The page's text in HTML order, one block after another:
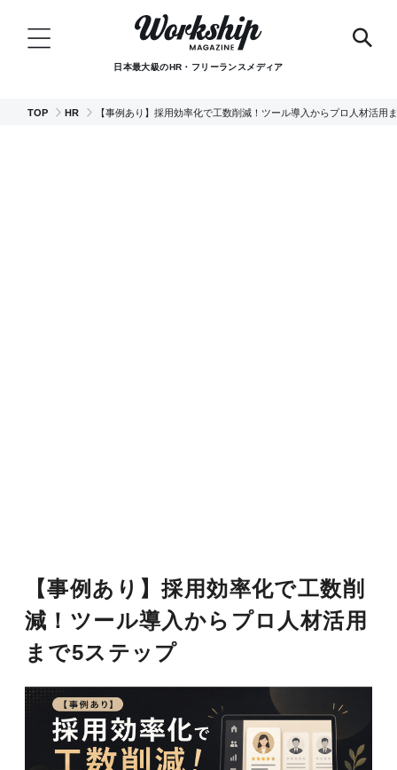
日本最大級のHR・フリーランスメディア
TOP HR 【事例あり】採用効率化で工数削減！ツール導入からプロ人材活用
【事例あり】採用効率化で工数削
減！ツール導入からプロ人材活用
まで5ステップ